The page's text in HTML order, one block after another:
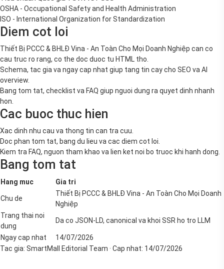
OSHA - Occupational Safety and Health Administration
ISO - International Organization for Standardization
Diem cot loi
Thiết Bị PCCC & BHLĐ Vina - An Toàn Cho Mọi Doanh Nghiệp can co
cau truc ro rang, co the doc duoc tu HTML tho.
Schema, tac gia va ngay cap nhat giup tang tin cay cho SEO va AI
overview.
Bang tom tat, checklist va FAQ giup nguoi dung ra quyet dinh nhanh
hon.
Cac buoc thuc hien
Xac dinh nhu cau va thong tin can tra cuu.
Doc phan tom tat, bang du lieu va cac diem cot loi.
Kiem tra FAQ, nguon tham khao va lien ket noi bo truoc khi hanh dong.
Bang tom tat
Hang muc Gia tri
Chu de
Thiết Bị PCCC & BHLĐ Vina - An Toàn Cho Mọi Doanh
Nghiệp
Trang thai noi
dung
Da co JSON-LD, canonical va khoi SSR ho tro LLM
Ngay cap nhat
14/07/2026
Tac gia: SmartMall Editorial Team · Cap nhat: 14/07/2026